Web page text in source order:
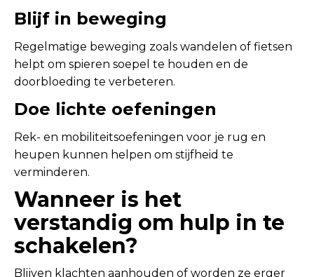
Blijf in beweging
Regelmatige beweging zoals wandelen of fietsen
helpt om spieren soepel te houden en de
doorbloeding te verbeteren.
Doe lichte oefeningen
Rek- en mobiliteitsoefeningen voor je rug en
heupen kunnen helpen om stijfheid te
verminderen.
Wanneer is het
verstandig om hulp in te
schakelen?
Blijven klachten aanhouden of worden ze erger